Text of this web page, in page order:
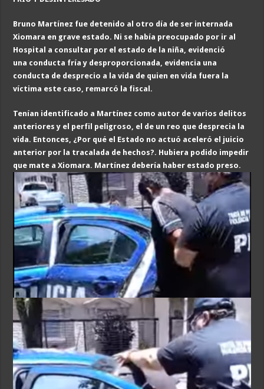
Bruno Martínez fue detenido al otro día de ser internada
Xiomara en grave estado. Ni se había preocupado por ir al
Hospital a consultar por el estado de la niña, evidenció
una conducta fría y desproporcionada, evidencia una
conducta de desprecio a la vida de quien en vida fuera la
víctima este caso, remarcó la fiscal.
Tenían identificado a Martínez como autor de varios delitos
anteriores y el perfil peligroso, el de un reo que desprecia la
vida. Entonces, ¿Por qué el Estado no actuó aceleró el juicio
anterior por la tracalada de hechos?. Hubiera podido impedir
que mate a Xiomara. Martínez debería haber estado preso.